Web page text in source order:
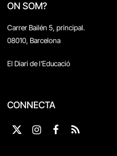
ON SOM?
Carrer Bailén 5, principal.
08010, Barcelona
El Diari de l'Educació
CONNECTA
X
Instagram
Facebook
RSS